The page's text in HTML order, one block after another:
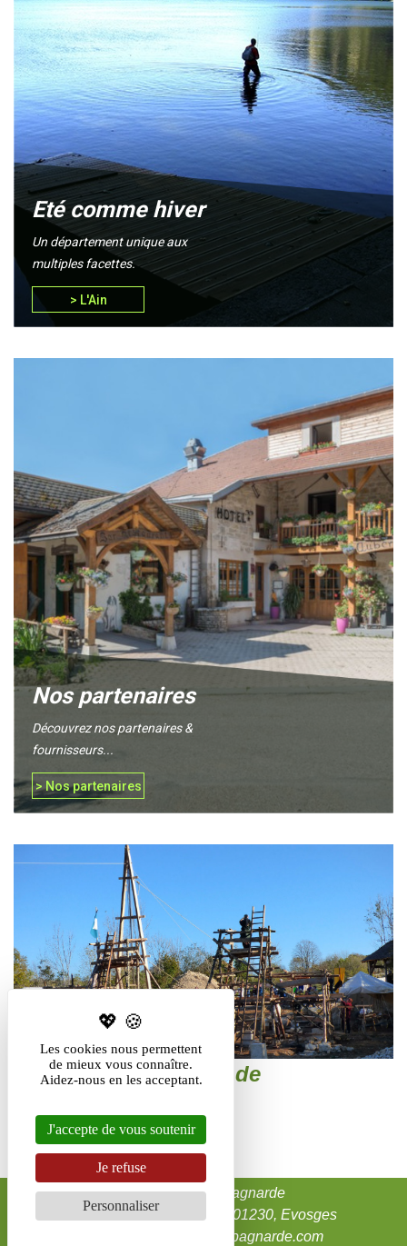
Eté comme hiver
Un département unique aux
multiples facettes.
> L'Ain
Nos partenaires
Découvrez nos partenaires &
fournisseurs...
> Nos partenaires
Le chantier médiéval de
Montcornelles
> Montcornelles
L'Auberge Campagnarde
4, place J.M. Jacquemet, 01230, Evosges
contact@auberge-campagnarde.com
Les cookies nous permettent
de mieux vous connaître.
Aidez-nous en les acceptant.
J'accepte de vous soutenir
Je refuse
Personnaliser